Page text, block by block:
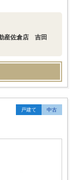
動産佐倉店 吉田
戸建て 中古